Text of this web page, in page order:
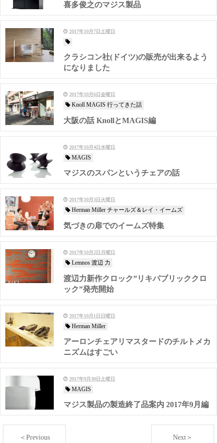
喜多俊之のマジス製品
2017年10月7日土曜日
クラシコン社(ドイツ)の販売が出来るよう
になりました
2017年10月6日金曜日
Knoll MAGIS 行ってきた話
大阪の話 KnollとMAGIS編
2017年10月4日水曜日
MAGIS
マジスのスパンというチェアの話
2017年10月3日火曜日
Herman Miller チャールズ＆レイ・イームズ
気づきの扉でのイームズ特集
2017年10月2日月曜日
Lemnos 渡辺 力
渡辺力新作クロック”リキパブリッククロ
ック”発売開始
2017年10月1日日曜日
Herman Miller
アーロンチェアリマスタードのチルトメカ
ニズムはすごい
2017年9月30日土曜日
MAGIS
マジス製品の製造終了品案内 2017年9月編
＜Previous Next＞